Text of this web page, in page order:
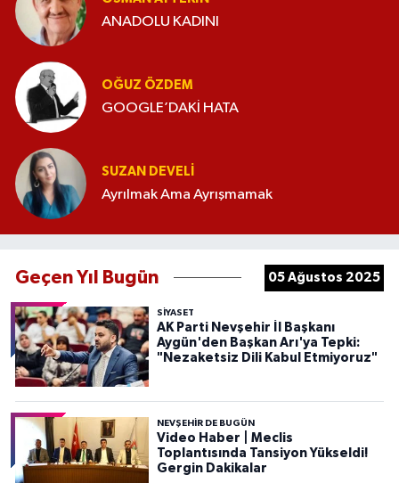
ANADOLU KADINI
OĞUZ ÖZDEM
GOOGLE’DAKİ HATA
SUZAN DEVELI
Ayrılmak Ama Ayrışmamak
Geçen Yıl Bugün 05 Ağustos 2025
SIYASET
AK Parti Nevşehir İl Başkanı
Aygün'den Başkan Arı'ya Tepki:
"Nezaketsiz Dili Kabul Etmiyoruz"
NEVŞEHIR DE BUGÜN
Video Haber | Meclis
Toplantısında Tansiyon Yükseldi!
Gergin Dakikalar